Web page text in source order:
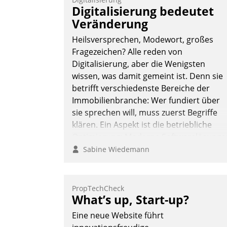
Digitalisierung bedeutet
Veränderung
Heilsversprechen, Modewort, großes
Fragezeichen? Alle reden von
Digitalisierung, aber die Wenigsten
wissen, was damit gemeint ist. Denn sie
betrifft verschiedenste Bereiche der
Immobilienbranche: Wer fundiert über
sie sprechen will, muss zuerst Begriffe
klären. Ein Aspekt ist die betriebliche
ermöglichen große Einsparungen durch
Allein mit der Einführung einer neuen
Software ist es nicht getan. Die
Digitalisierung erfordert von
Unternehmen die Bereitschaft, sich zu
Sabine Wiedemann
PropTechCheck
What’s up, Start-up?
Eine neue Website führt